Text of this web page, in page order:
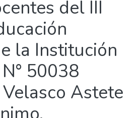
del III
la Institución
50038
Astete